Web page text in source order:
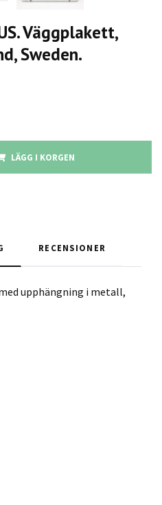
Väggplakett,
Sweden.
LÄGG I KORGEN
RECENSIONER
upphängning i metall,